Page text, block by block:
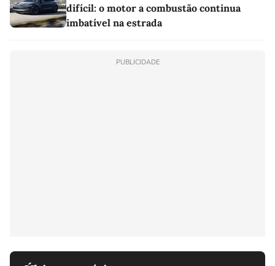
difícil: o motor a combustão continua
imbatível na estrada
PUBLICIDADE